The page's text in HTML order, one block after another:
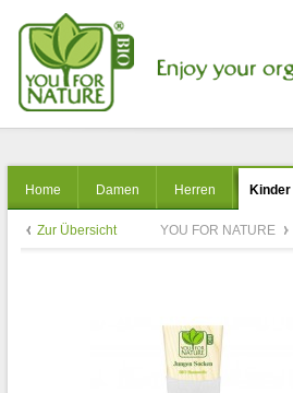
Home Damen Herren Kinder
Zur Übersicht YOU FOR NATURE